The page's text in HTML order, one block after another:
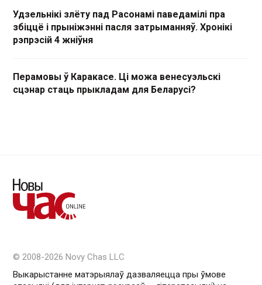
Удзельнікі злёту пад Расонамі паведамілі пра
збіццё і прыніжэнні пасля затрыманняў. Хронікі
рэпрэсій 4 жніўня
Перамовы ў Каракасе. Ці можа венесуэльскі
сцэнар стаць прыкладам для Беларусі?
© 2008-2026 Novy Chas LLC
Выкарыстанне матэрыялаў дазваляецца пры ўмове